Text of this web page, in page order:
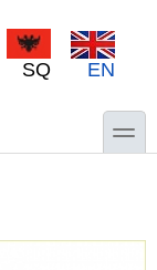
SQ EN
toggle